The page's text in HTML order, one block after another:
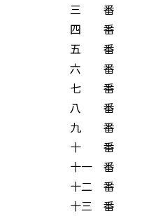
三 番
四 番
五 番
六 番
七 番
八 番
九 番
十 番
十一
十二
十三 番